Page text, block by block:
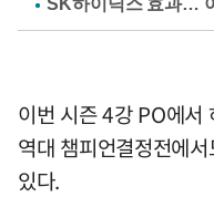
이번 시즌 4강 PO에서
역대 챔피언결정전에
있다.